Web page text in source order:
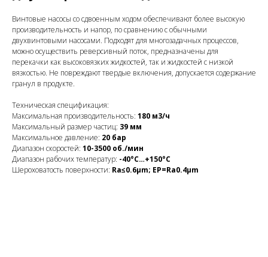
Винтовые насосы со сдвоенным ходом обеспечивают более высокую
производительность и напор, по сравнению с обычными
двухвинтовыми насосами. Подходят для многозадачных процессов,
можно осуществить реверсивный поток, предназначены для
перекачки как высоковязких жидкостей, так и жидкостей с низкой
вязкостью. Не повреждают твердые включения, допускается содержание
гранул в продукте.
Техническая спецификация:
Максимальная производительность: 180 м3/ч
Максимальный размер частиц: 39 мм
Максимальное давление: 20 бар
Диапазон скоростей: 10-3500 об./мин
Диапазон рабочих температур: -40°С…+150°С
Шероховатость поверхности: Ra≤0.6μm; EP=Ra0.4μm